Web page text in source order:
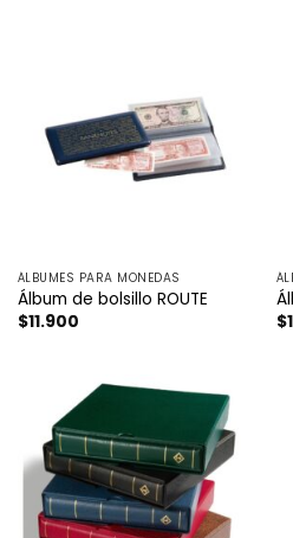
ÁLBUMES PARA MONEDAS
Álbum de bolsillo ROUTE
$11.900
$